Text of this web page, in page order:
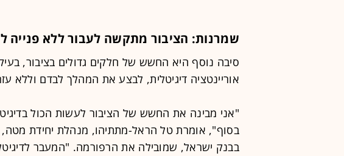
שמרנות: הציבור מתקשה לעבור ללא פנייה
סיבה נוסף היא החשש של חלקים גדולים בציבור,
אוריינטציה דיגיטלית, לבצע את המהלך לבדם וללא
"אני מבינה את החשש של הציבור לעשות הכול
בסוף", אומרת טל הראל-מתתיהו, מנהלת יחידת מטה,
בבנק ישראל, שמובילה את הרפורמה. "המעבר